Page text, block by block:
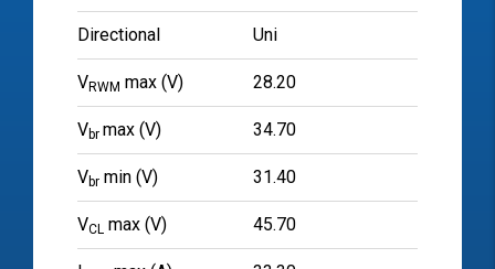
Directional Uni
VRWM max (V) 28.20
Vbr max (V) 34.70
Vbr min (V) 31.40
VCL max (V) 45.70